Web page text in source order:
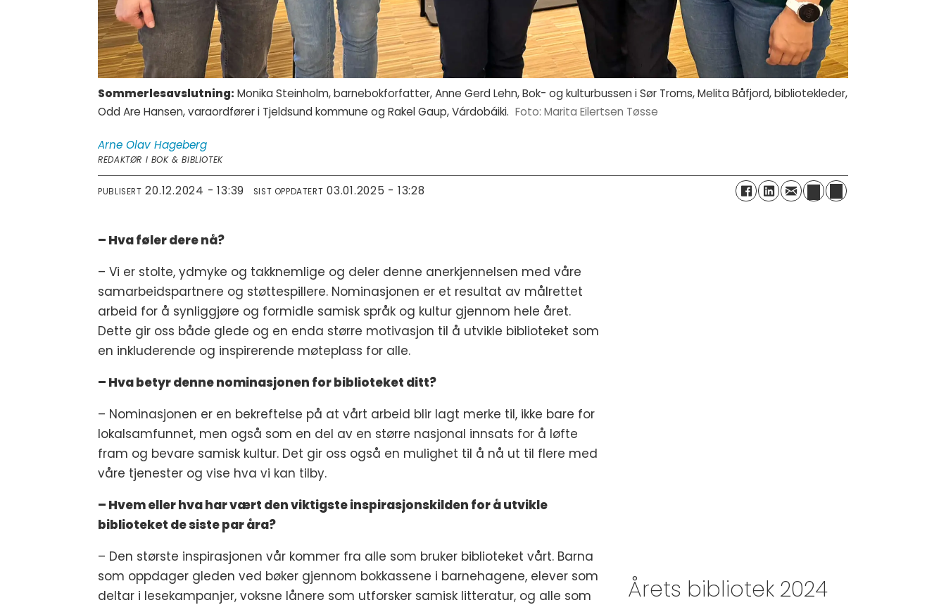
Sommerlesavslutning: Monika Steinholm, barnebokforfatter, Anne Gerd Lehn, Bok- og kulturbussen i Sør Troms, Melita Båfjord, bibliotekleder,
Odd Are Hansen, varaordfører i Tjeldsund kommune og Rakel Gaup, Várdobáiki.
Marita Eilertsen Tøsse
Arne Olav Hageberg
REDAKTØR I BOK & BIBLIOTEK
PUBLISERT 20.12.2024 - 13:39 SIST OPPDATERT 03.01.2025 - 13:28
– Hva føler dere nå?
Årets bibliotek 2024
– Vi er stolte, ydmyke og takknemlige og deler denne anerkjennelsen med våre
samarbeidspartnere og støttespillere. Nominasjonen er et resultat av målrettet
arbeid for å synliggjøre og formidle samisk språk og kultur gjennom hele året.
Dette gir oss både glede og en enda større motivasjon til å utvikle biblioteket som
en inkluderende og inspirerende møteplass for alle.
– Hva betyr denne nominasjonen for biblioteket ditt?
– Nominasjonen er en bekreftelse på at vårt arbeid blir lagt merke til, ikke bare for
lokalsamfunnet, men også som en del av en større nasjonal innsats for å løfte
fram og bevare samisk kultur. Det gir oss også en mulighet til å nå ut til flere med
våre tjenester og vise hva vi kan tilby.
– Hvem eller hva har vært den viktigste inspirasjonskilden for å utvikle
biblioteket de siste par åra?
– Den største inspirasjonen vår kommer fra alle som bruker biblioteket vårt. Barna
som oppdager gleden ved bøker gjennom bokkassene i barnehagene, elever som
deltar i lesekampanjer, voksne lånere som utforsker samisk litteratur, og alle som